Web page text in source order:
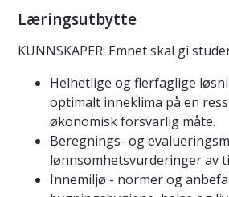
Læringsutbytte
KUNNSKAPER: Emnet skal gi
Helhetlige og flerfaglige
optimalt inneklima på en
økonomisk forsvarlig måte.
Beregnings- og
lønnsomhetsvurderinger av
Innemiljø - normer og